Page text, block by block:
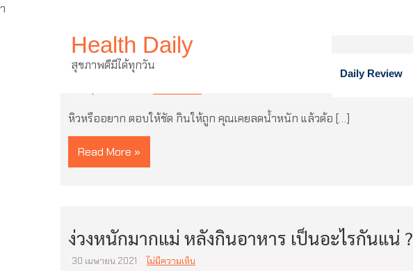
ำ
Health Daily
สุขภาพดีมีได้ทุกวัน
Daily Review
หิวหรืออยาก ตอบให้ชัด กินให้ถูก
หิวหรืออยาก ตอบให้ชัด กินให้ถูก คุณเคยลดน้ำหนัก แล้วต้อ […]
Read More »
ง่วงหนักมากแม่ หลังกินอาหาร เป็นอะไรกันแน่ ?
30 เมษายน 2021 ไม่มีความเห็น